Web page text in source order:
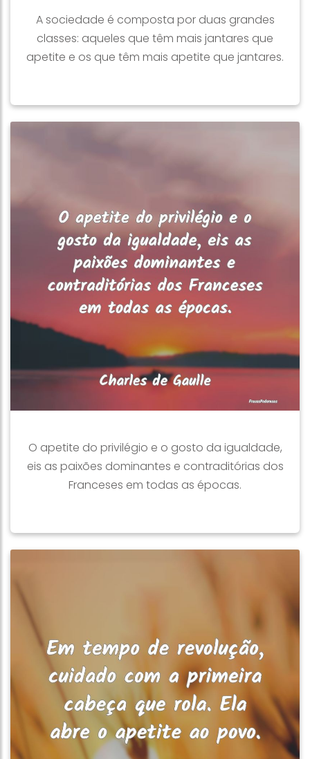
A sociedade é composta por duas grandes
classes: aqueles que têm mais jantares que
apetite e os que têm mais apetite que jantares.
O apetite do privilégio e o gosto da igualdade,
eis as paixões dominantes e contraditórias dos
Franceses em todas as épocas.